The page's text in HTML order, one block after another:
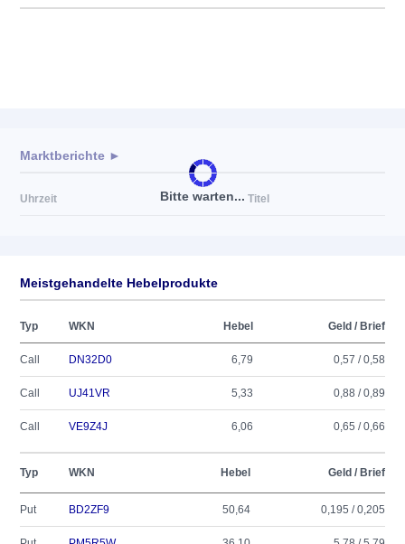
Bitte warten...
Marktberichte ►
Uhrzeit Titel
Meistgehandelte Hebelprodukte
Typ WKN Hebel Geld / Brief
Call DN32D0 6,79 0,57 / 0,58
Call UJ41VR 5,33 0,88 / 0,89
Call VE9Z4J 6,06 0,65 / 0,66
Typ WKN Hebel Geld / Brief
Put BD2ZF9 50,64 0,195 / 0,205